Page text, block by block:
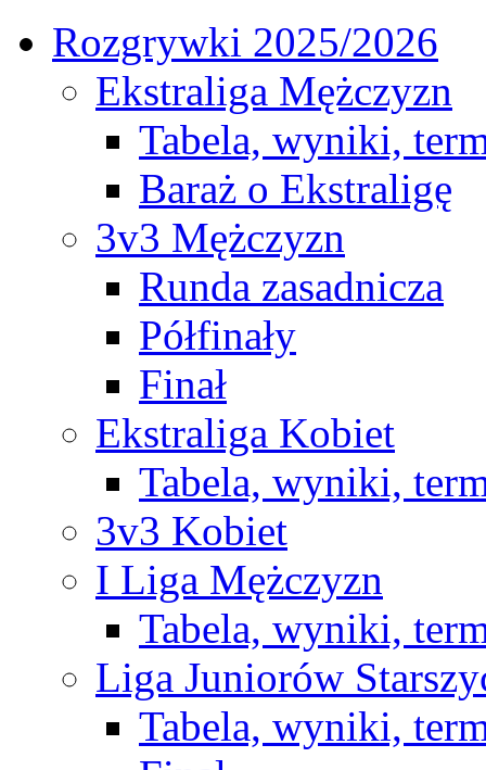
Rozgrywki 2025/2026
Ekstraliga Mężczyzn
Tabela, wyniki,
Baraż o Ekstraligę
3v3 Mężczyzn
Runda zasadnicza
Półfinały
Finał
Ekstraliga Kobiet
Tabela, wyniki,
3v3 Kobiet
I Liga Mężczyzn
Tabela, wyniki,
Liga Juniorów
Tabela, wyniki,